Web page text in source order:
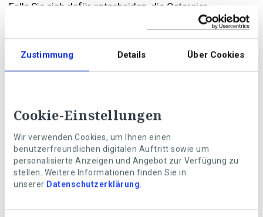
Zustimmung Details Über Cookies
Cookie-Einstellungen
Wir verwenden Cookies, um Ihnen einen
benutzerfreundlichen digitalen Auftritt sowie um
personalisierte Anzeigen und Angebot zur Verfügung zu
stellen. Weitere Informationen finden Sie in
unserer Datenschutzerklärung
Falls Sie sich dafür entscheiden, die Ostereier
auszublasen, sollten Sie oben und unten mit einer Nadel
ein Loch stechen und den Inhalt schliesslich vorsichtig,
Rezepten wie Rührei, Kekse oder Kuchen.
Welche Naturfarben eignen sich zum
Eier färben?
Natur und Garten geben zahlreiche Schätze her, die